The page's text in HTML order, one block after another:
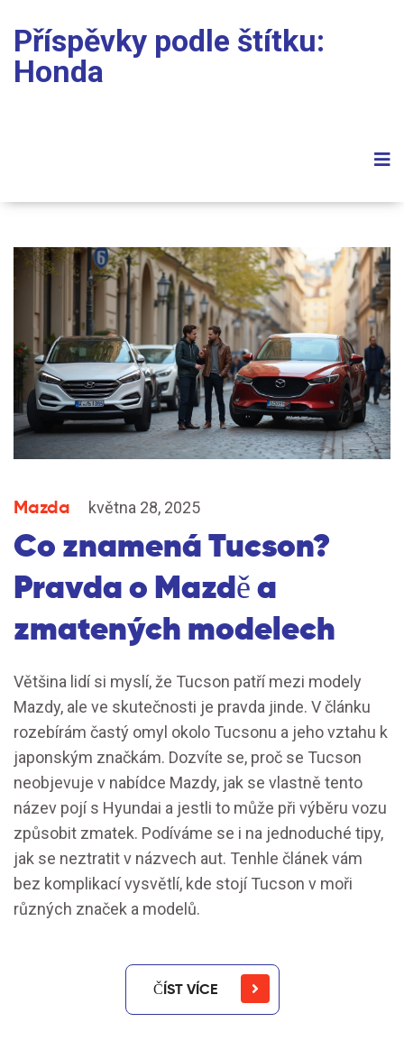
Příspěvky podle štítku:
Honda
Mazda května 28, 2025
Co znamená Tucson?
Pravda o Mazdě a
zmatených modelech
Většina lidí si myslí, že Tucson patří mezi modely
Mazdy, ale ve skutečnosti je pravda jinde. V článku
rozebírám častý omyl okolo Tucsonu a jeho vztahu k
japonským značkám. Dozvíte se, proč se Tucson
neobjevuje v nabídce Mazdy, jak se vlastně tento
název pojí s Hyundai a jestli to může při výběru vozu
způsobit zmatek. Podíváme se i na jednoduché tipy,
jak se neztratit v názvech aut. Tenhle článek vám
bez komplikací vysvětlí, kde stojí Tucson v moři
různých značek a modelů.
ČÍST VÍCE